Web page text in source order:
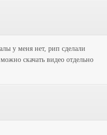
у меня нет, рип сделали
скачать видео отдельно